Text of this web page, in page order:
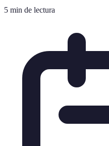
5 min de lectura